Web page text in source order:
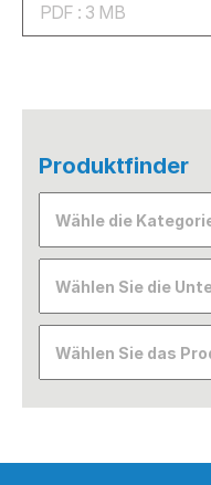
PDF : 3 MB
Produktfinder